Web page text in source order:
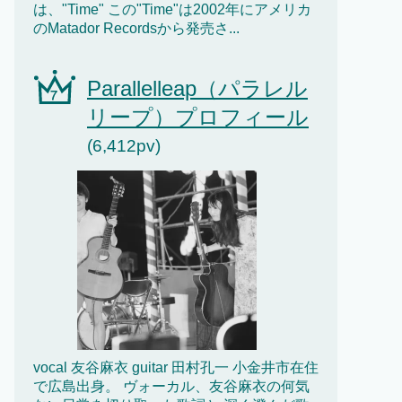
は、"Time" この"Time"は2002年にアメリカ
のMatador Recordsから発売さ...
Parallelleap（パラレル
リープ）プロフィール
(6,412pv)
vocal 友谷麻衣 guitar 田村孔一 小金井市在住
で広島出身。 ヴォーカル、友谷麻衣の何気